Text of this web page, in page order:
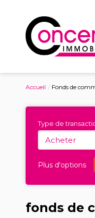
Accueil Fonds de
Type de
Acheter
Plus d'options
fonds de